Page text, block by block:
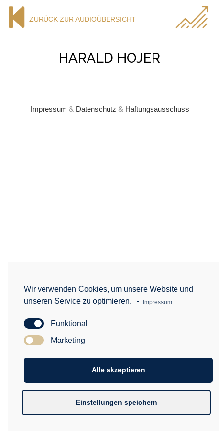
ZURÜCK ZUR AUDIOÜBERSICHT
HARALD HOJER
Impressum & Datenschutz & Haftungsausschuss
Wir verwenden Cookies, um unsere Website und
unseren Service zu optimieren.
- Impressum
Funktional
Marketing
Alle akzeptieren
Einstellungen speichern